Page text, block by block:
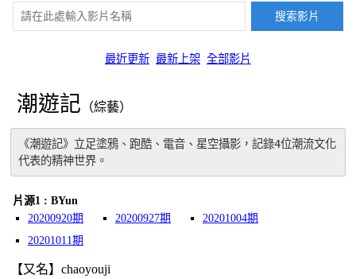
最近更新 最新上架 全部影片
潮遊記 （綜藝）
《潮遊記》立足塗鴉、跑酷、電音、星空攝影，記錄4位潮流文化
代表的精神世界。
片源1 : BYun
20200920期
20200927期
20201004期
20201011期
【又名】chaoyouji